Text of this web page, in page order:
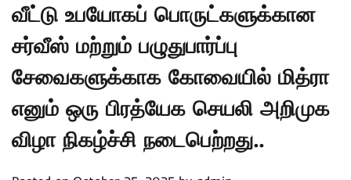
வீட்டு உபயோகப் பொருட்களுக்கான
சர்வீஸ் மற்றும் பழுதுபார்ப்பு
சேவைகளுக்காக கோவையில் மித்ரா
எனும் ஒரு பிரத்யேக செயலி அறிமுக
விழா நிகழ்ச்சி நடைபெற்றது..